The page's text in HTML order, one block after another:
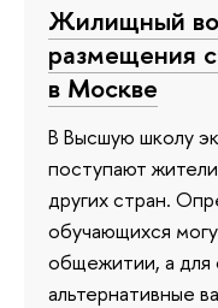
Жилищный
размещения
в Москве
В Высшую школу
поступают
других стран.
обучающихся
общежитии, а для
альтернативные